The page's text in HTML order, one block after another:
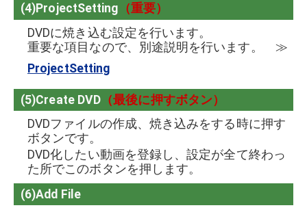
(4)ProjectSetting （重要）
DVDに焼き込む設定を行います。
重要な項目なので、別途説明を行います。 ≫
ProjectSetting
(5)Create DVD （最後に押すボタン）
DVDファイルの作成、焼き込みをする時に押す
ボタンです。
DVD化したい動画を登録し、設定が全て終わっ
た所でこのボタンを押します。
(6)Add File